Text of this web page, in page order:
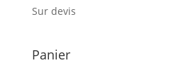
Sur devis
Panier